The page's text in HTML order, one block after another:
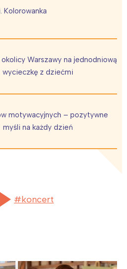
Kolorowanka
Warszawy na jednodniową
wycieczkę z dziećmi
motywacyjnych – pozytywne
myśli na każdy dzień
koncert